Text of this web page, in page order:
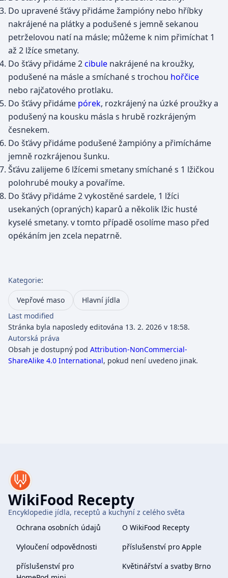
Do upravené šťávy přidáme žampióny nebo hříbky
nakrájené na plátky a podušené s jemně sekanou
petrželovou natí na másle; můžeme k nim přimíchat 1
až 2 lžíce smetany.
Do šťávy přidáme 2cibule nakrájené na kroužky,
podušené na másle a smíchané s trochou hořčice
nebo rajčatového protlaku.
Do šťávy přidáme pórek, rozkrájený na úzké proužky a
podušený na kousku másla s hrubě rozkrájeným
česnekem.
Do šťávy přidáme podušené žampióny a přimícháme
jemně rozkrájenou šunku.
Šťávu zalijeme 6 lžícemi smetany smíchané s 1 lžičkou
polohrubé mouky a povaříme.
Do šťávy přidáme 2 vykostěné sardele, 1 lžíci
usekaných (opraných) kaparů a několik lžic husté
kyselé smetany. v tomto případě osolíme maso před
opékáním jen zcela nepatrně.
Kategorie:
Vepřové maso
Hlavní jídla
Last modified
Stránka byla naposledy editována 13. 2. 2026 v 18:58.
Autorská práva
Obsah je dostupný pod Attribution-NonCommercial-
ShareAlike 4.0 International, pokud není uvedeno jinak.
WikiFood Recepty
Encyklopedie jídla, receptů a kuchyní z celého světa
Ochrana osobních údajů
O WikiFood Recepty
Vyloučení odpovědnosti
příslušenství pro Apple
příslušenství pro
Květinářství a svatby Brno